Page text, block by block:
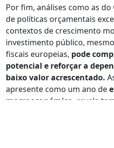
Por fim, análises como as do
de políticas orçamentais
contextos de crescimento
investimento público,
fiscais europeias, pode
potencial e reforçar a
baixo valor acrescentado.
apresente como um ano de
macroeconómica , revela